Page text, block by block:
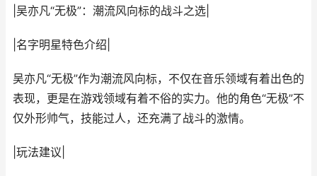
|吴亦凡“无极”：潮流风向标的战斗之选|
|名字明星特色介绍|
吴亦凡“无极”作为潮流风向标，不仅在音乐领域有着出色的
表现，更是在游戏领域有着不俗的实力。他的角色“无极”不
仅外形帅气，技能过人，还充满了战斗的激情。
|玩法建议|